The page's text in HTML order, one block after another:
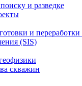
и разведке
и
(SIS)
скважин